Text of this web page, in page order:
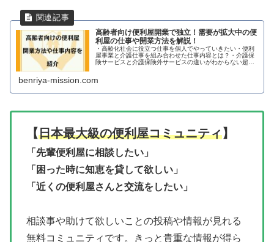
高齢者向け便利屋開業で独立！需要が拡大中の便
利屋の仕事や開業方法を解説！
・高齢化社会に役立つ仕事を個人でやっていきたい・便利
屋事業と介護仕事を組み合わせた仕事内容とは？・介護保
険サービスと介護保険外サービスの違いがわからない超高
benriya-mission.com
【日本最大級の便利屋コミュニティ】
「先輩便利屋に相談したい」
「困った時に知恵を貸して欲しい」
「近くの便利屋さんと交流をしたい」
相談事や助けて欲しいことの投稿や情報が見れる
無料コミュニティです。きっと貴重な情報が得ら